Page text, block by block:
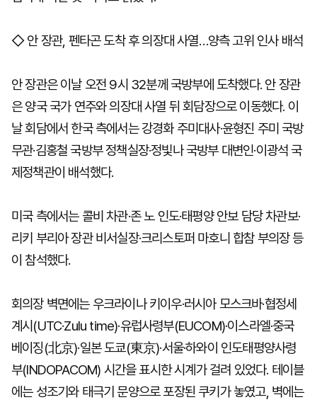
◇ 안 장관, 펜타곤 도착 후 의장대 사열…양측 고위 인사 배석
안 장관은 이날 오전 9시 32분께 국방부에 도착했다. 안 장관
은 양국 국가 연주와 의장대 사열 뒤 회담장으로 이동했다. 이
날 회담에서 한국 측에서는 강경화 주미대사·윤형진 주미 국방
무관·김홍철 국방부 정책실장·정빛나 국방부 대변인·이광석 국
제정책관이 배석했다.
미국 측에서는 콜비 차관·존 노 인도·태평양 안보 담당 차관보·
리키 부리아 장관 비서실장·크리스토퍼 마호니 합참 부의장 등
이 참석했다.
회의장 벽면에는 우크라이나 키이우·러시아 모스크바·협정세
계시(UTC·Zulu time)·유럽사령부(EUCOM)·이스라엘·중국
베이징(北京)·일본 도쿄(東京)·서울·하와이 인도태평양사령
부(INDOPACOM) 시간을 표시한 시계가 걸려 있었다. 테이블
에는 성조기와 태극기 문양으로 포장된 쿠키가 놓였고, 벽에는